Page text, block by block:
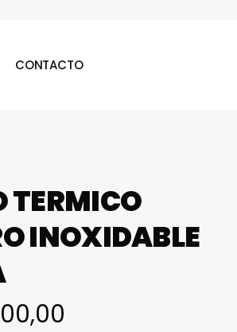
CONTACTO
TERMICO
INOXIDABLE